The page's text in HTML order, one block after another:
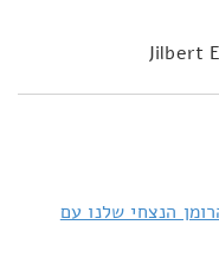
הנצחי שלנו עם